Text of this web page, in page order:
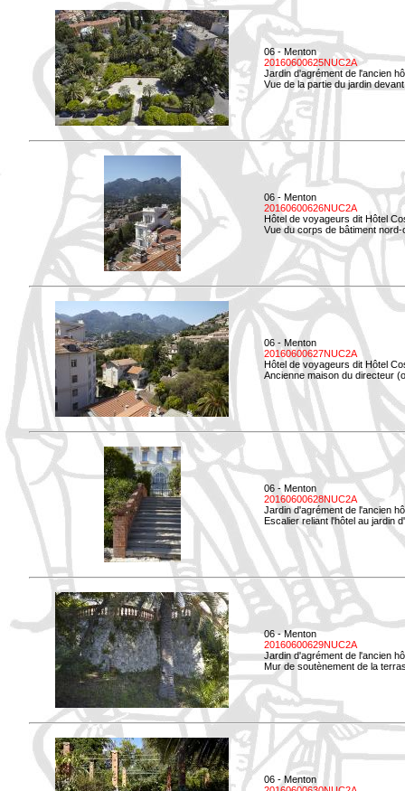
06 - Menton
20160600625NUC2A
Jardin d'agrément de l'ancien
Vue de la partie du jardin
06 - Menton
20160600626NUC2A
Hôtel de voyageurs dit Hôtel
Vue du corps de bâtiment
06 - Menton
20160600627NUC2A
Hôtel de voyageurs dit Hôtel
Ancienne maison du directeur
06 - Menton
20160600628NUC2A
Jardin d'agrément de l'ancien
Escalier reliant l'hôtel au jardin
06 - Menton
20160600629NUC2A
Jardin d'agrément de l'ancien
Mur de soutènement de la
06 - Menton